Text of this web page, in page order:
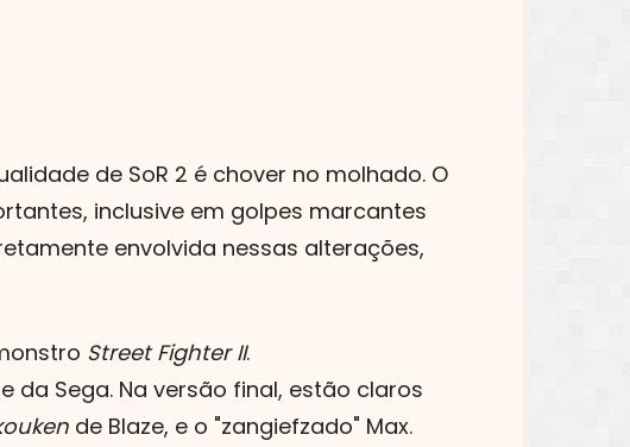
para
baixo
para
o
volume.
de SoR 2 é chover no molhado. O
inclusive em golpes marcantes
envolvida nessas alterações,
Street Fighter II.
da Sega. Na versão final, estão claros
de Blaze, e o "zangiefzado" Max.